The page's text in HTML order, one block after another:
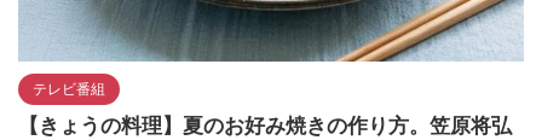
テレビ番組
【きょうの料理】夏のお好み焼きの作り方。笠原将弘